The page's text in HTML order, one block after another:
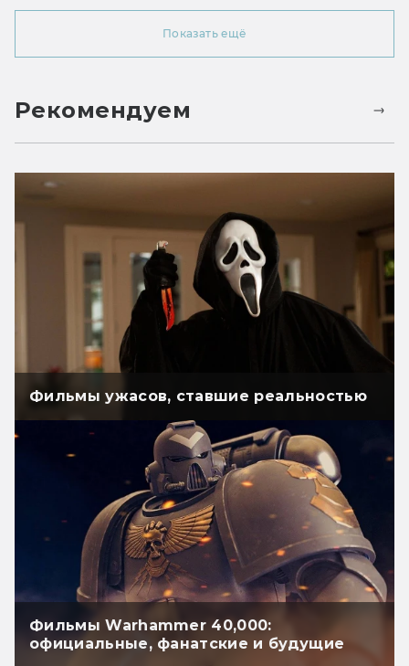
Показать ещё
Рекомендуем
Фильмы ужасов, ставшие реальностью
Фильмы Warhammer 40,000:
официальные, фанатские и будущие